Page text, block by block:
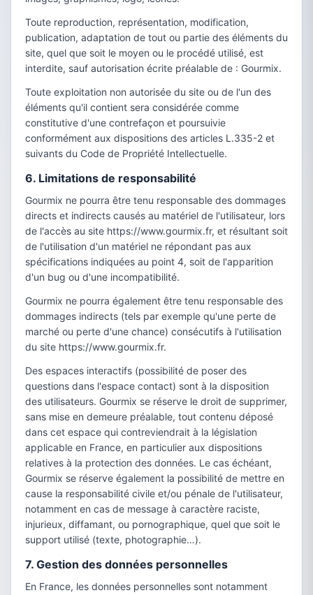
Toute reproduction, représentation, modification,
publication, adaptation de tout ou partie des éléments du
site, quel que soit le moyen ou le procédé utilisé, est
interdite, sauf autorisation écrite préalable de : Gourmix.
Toute exploitation non autorisée du site ou de l'un des
éléments qu'il contient sera considérée comme
constitutive d'une contrefaçon et poursuivie
conformément aux dispositions des articles L.335-2 et
suivants du Code de Propriété Intellectuelle.
6. Limitations de responsabilité
Gourmix ne pourra être tenu responsable des dommages
directs et indirects causés au matériel de l'utilisateur, lors
de l'accès au site https://www.gourmix.fr, et résultant soit
de l'utilisation d'un matériel ne répondant pas aux
spécifications indiquées au point 4, soit de l'apparition
d'un bug ou d'une incompatibilité.
Gourmix ne pourra également être tenu responsable des
dommages indirects (tels par exemple qu'une perte de
marché ou perte d'une chance) consécutifs à l'utilisation
du site https://www.gourmix.fr.
Des espaces interactifs (possibilité de poser des
questions dans l'espace contact) sont à la disposition
des utilisateurs. Gourmix se réserve le droit de supprimer,
sans mise en demeure préalable, tout contenu déposé
dans cet espace qui contreviendrait à la législation
applicable en France, en particulier aux dispositions
relatives à la protection des données. Le cas échéant,
Gourmix se réserve également la possibilité de mettre en
cause la responsabilité civile et/ou pénale de l'utilisateur,
notamment en cas de message à caractère raciste,
injurieux, diffamant, ou pornographique, quel que soit le
support utilisé (texte, photographie…).
7. Gestion des données personnelles
En France, les données personnelles sont notamment